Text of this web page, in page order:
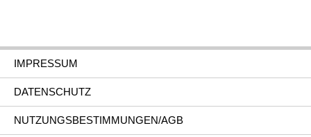
IMPRESSUM
DATENSCHUTZ
NUTZUNGSBESTIMMUNGEN/AGB